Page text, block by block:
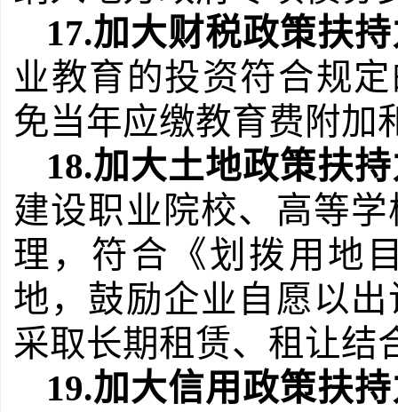
17.加大财税政策扶
业教育的投资符合规
免当年应缴教育费附加
18.加大土地政策扶
建设职业院校、高等
理，符合《划拨用地
地，鼓励企业自愿以
采取长期租赁、租让结
19.加大信用政策扶